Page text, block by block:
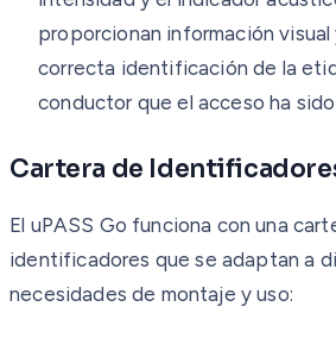
proporcionan información
correcta identificación de la
conductor que el acceso ha
Cartera de
El uPASS Go funciona con una
identificadores que se adaptan a
necesidades de montaje y uso: